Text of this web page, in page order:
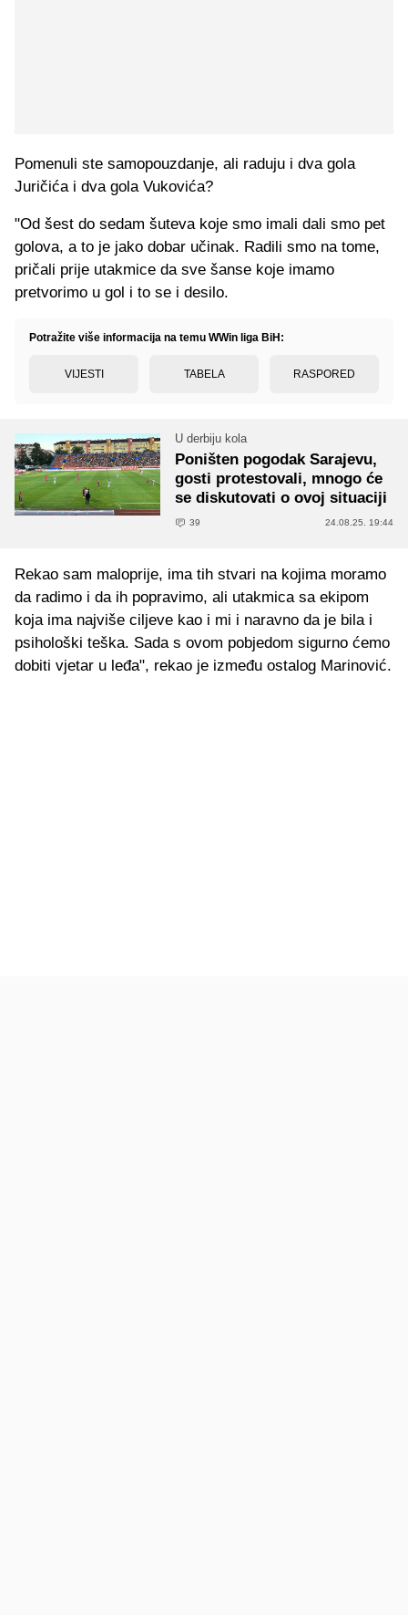
Pomenuli ste samopouzdanje, ali raduju i dva gola
Juričića i dva gola Vukovića?
"Od šest do sedam šuteva koje smo imali dali smo pet
golova, a to je jako dobar učinak. Radili smo na tome,
pričali prije utakmice da sve šanse koje imamo
pretvorimo u gol i to se i desilo.
Potražite više informacija na temu WWin liga BiH:
VIJESTI TABELA RASPORED
U derbiju kola
Poništen pogodak Sarajevu,
gosti protestovali, mnogo će
se diskutovati o ovoj situaciji
39 24.08.25. 19:44
Rekao sam maloprije, ima tih stvari na kojima moramo
da radimo i da ih popravimo, ali utakmica sa ekipom
koja ima najviše ciljeve kao i mi i naravno da je bila i
psihološki teška. Sada s ovom pobjedom sigurno ćemo
dobiti vjetar u leđa", rekao je između ostalog Marinović.